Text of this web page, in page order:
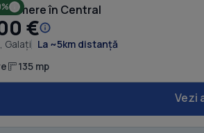
camere în Central
€
Galați La ~5km distanță
135 mp
Vezi